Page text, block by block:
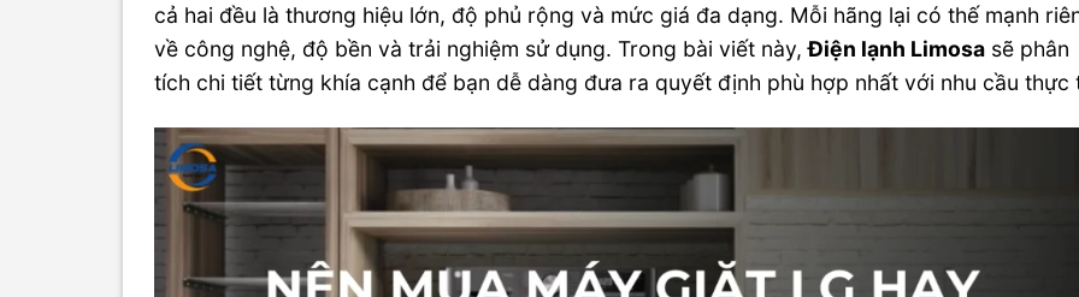
cả hai đều là thương hiệu lớn, độ phủ rộng và mức giá đa dạng. Mỗi hãng lại có thế mạnh
về công nghệ, độ bền và trải nghiệm sử dụng. Trong bài viết này,Điện lạnh Limosa sẽ phân
tích chi tiết từng khía cạnh để bạn dễ dàng đưa ra quyết định phù hợp nhất với nhu cầu thực